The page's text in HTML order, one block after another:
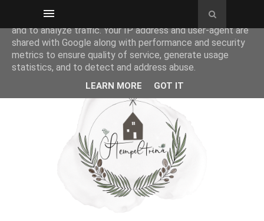
This site uses cookies from Google to deliver its services
and to analyze traffic. Your IP address and user-agent are
shared with Google along with performance and security
metrics to ensure quality of service, generate usage
statistics, and to detect and address abuse.
LEARN MORE GOT IT